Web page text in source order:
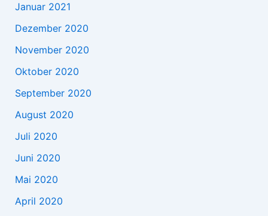
Januar 2021
Dezember 2020
November 2020
Oktober 2020
September 2020
August 2020
Juli 2020
Juni 2020
Mai 2020
April 2020